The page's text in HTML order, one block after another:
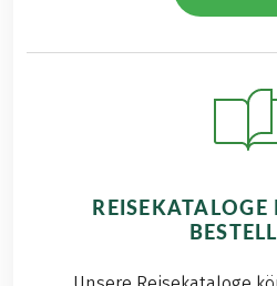
REISEKATALOGE